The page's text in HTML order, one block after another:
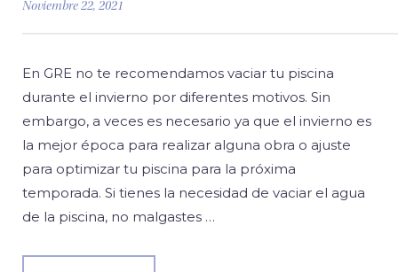
Noviembre 22, 2021
En GRE no te recomendamos vaciar tu piscina
durante el invierno por diferentes motivos. Sin
embargo, a veces es necesario ya que el invierno es
la mejor época para realizar alguna obra o ajuste
para optimizar tu piscina para la próxima
temporada. Si tienes la necesidad de vaciar el agua
de la piscina, no malgastes …